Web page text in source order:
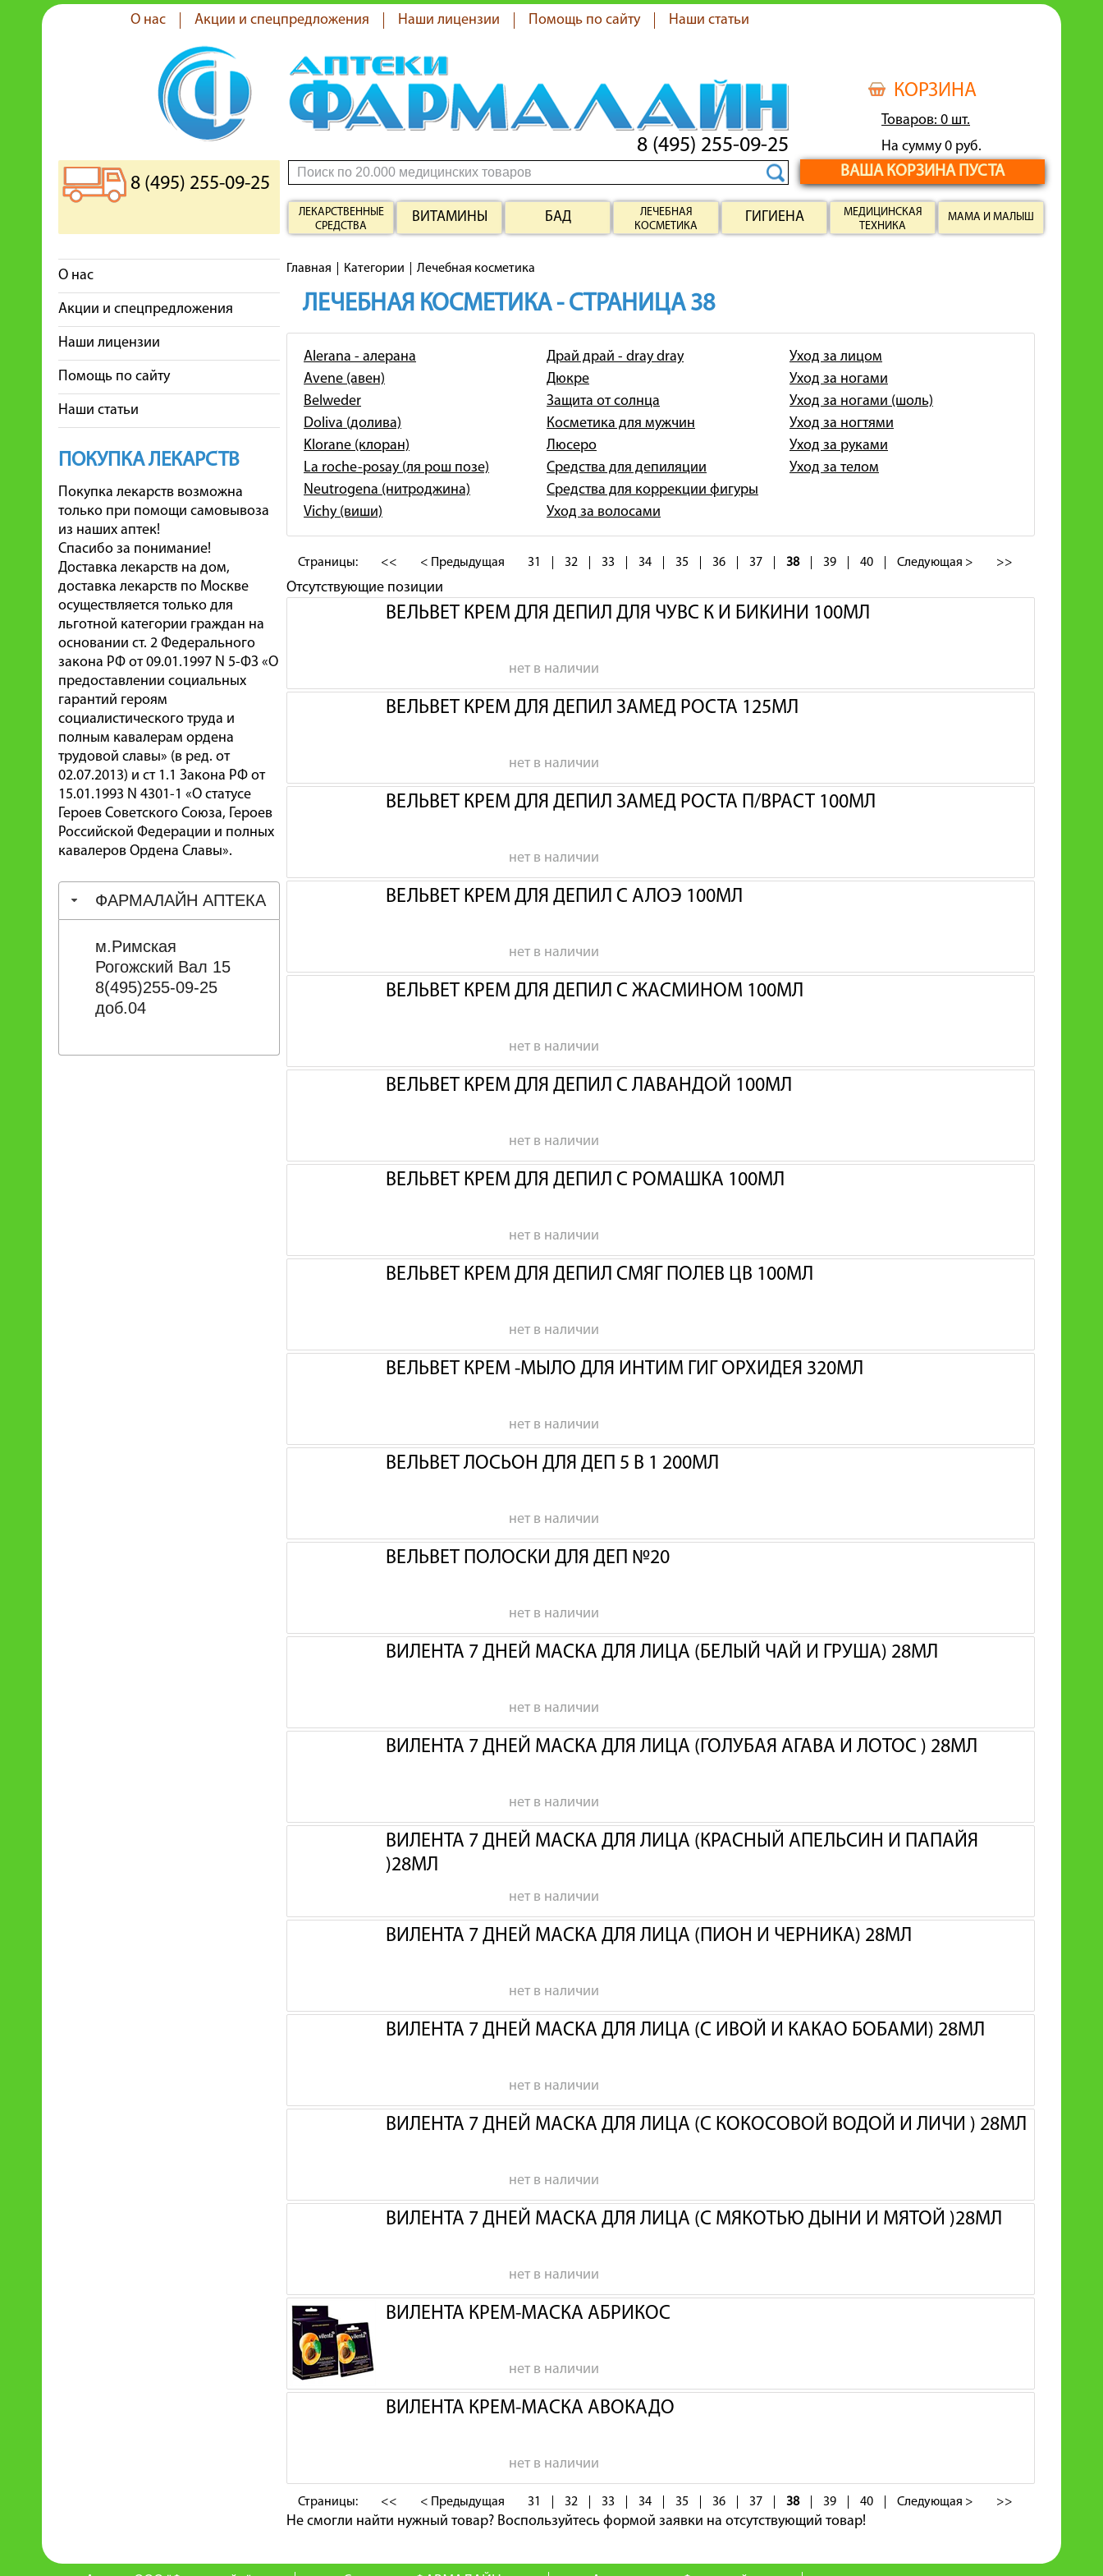
О нас Акции и спецпредложения Наши лицензии Помощь по сайту Наши статьи
КОРЗИНА
Товаров: 0 шт.
На сумму 0 руб.
ВАША КОРЗИНА ПУСТА
8 (495) 255-09-25
8 (495) 255-09-25
ЛЕКАРСТВЕННЫЕ
СРЕДСТВА
ВИТАМИНЫ БАД
ЛЕЧЕБНАЯ
КОСМЕТИКА
ГИГИЕНА
МЕДИЦИНСКАЯ
ТЕХНИКА
МАМА И МАЛЫШ
О нас
Акции и спецпредложения
Наши лицензии
Помощь по сайту
Наши статьи
ПОКУПКА ЛЕКАРСТВ
Покупка лекарств возможна
только при помощи самовывоза
из наших аптек!
Спасибо за понимание!
Доставка лекарств на дом,
доставка лекарств по Москве
осуществляется только для
льготной категории граждан на
основании ст. 2 Федерального
закона РФ от 09.01.1997 N 5-ФЗ «О
предоставлении социальных
гарантий героям
социалистического труда и
полным кавалерам ордена
трудовой славы» (в ред. от
02.07.2013) и ст 1.1 Закона РФ от
15.01.1993 N 4301-1 «О статусе
Героев Советского Союза, Героев
Российской Федерации и полных
кавалеров Ордена Славы».
ФАРМАЛАЙН АПТЕКА
м.Римская
Рогожский Вал 15
8(495)255-09-25
доб.04
Главная Категории Лечебная косметика
ЛЕЧЕБНАЯ КОСМЕТИКА - СТРАНИЦА 38
Alerana - алерана
Avene (авен)
Belweder
Doliva (долива)
Klorane (клоран)
La roche-posay (ля рош позе)
Neutrogena (нитроджина)
Vichy (виши)
Драй драй - dray dray
Дюкре
Защита от солнца
Косметика для мужчин
Люсеро
Средства для депиляции
Средства для коррекции фигуры
Уход за волосами
Уход за лицом
Уход за ногами
Уход за ногами (шоль)
Уход за ногтями
Уход за руками
Уход за телом
Страницы: << < Предыдущая 31 32 33 34 35 36 37 38 39 40 Следующая > >>
Отсутствующие позиции
ВЕЛЬВЕТ КРЕМ ДЛЯ ДЕПИЛ ДЛЯ ЧУВС К И БИКИНИ 100МЛ
нет в наличии
ВЕЛЬВЕТ КРЕМ ДЛЯ ДЕПИЛ ЗАМЕД РОСТА 125МЛ
нет в наличии
ВЕЛЬВЕТ КРЕМ ДЛЯ ДЕПИЛ ЗАМЕД РОСТА П/ВРАСТ 100МЛ
нет в наличии
ВЕЛЬВЕТ КРЕМ ДЛЯ ДЕПИЛ С АЛОЭ 100МЛ
нет в наличии
ВЕЛЬВЕТ КРЕМ ДЛЯ ДЕПИЛ С ЖАСМИНОМ 100МЛ
нет в наличии
ВЕЛЬВЕТ КРЕМ ДЛЯ ДЕПИЛ С ЛАВАНДОЙ 100МЛ
нет в наличии
ВЕЛЬВЕТ КРЕМ ДЛЯ ДЕПИЛ С РОМАШКА 100МЛ
нет в наличии
ВЕЛЬВЕТ КРЕМ ДЛЯ ДЕПИЛ СМЯГ ПОЛЕВ ЦВ 100МЛ
нет в наличии
ВЕЛЬВЕТ КРЕМ -МЫЛО ДЛЯ ИНТИМ ГИГ ОРХИДЕЯ 320МЛ
нет в наличии
ВЕЛЬВЕТ ЛОСЬОН ДЛЯ ДЕП 5 В 1 200МЛ
нет в наличии
ВЕЛЬВЕТ ПОЛОСКИ ДЛЯ ДЕП №20
нет в наличии
ВИЛЕНТА 7 ДНЕЙ МАСКА ДЛЯ ЛИЦА (БЕЛЫЙ ЧАЙ И ГРУША) 28МЛ
нет в наличии
ВИЛЕНТА 7 ДНЕЙ МАСКА ДЛЯ ЛИЦА (ГОЛУБАЯ АГАВА И ЛОТОС ) 28МЛ
нет в наличии
ВИЛЕНТА 7 ДНЕЙ МАСКА ДЛЯ ЛИЦА (КРАСНЫЙ АПЕЛЬСИН И ПАПАЙЯ
)28МЛ
нет в наличии
ВИЛЕНТА 7 ДНЕЙ МАСКА ДЛЯ ЛИЦА (ПИОН И ЧЕРНИКА) 28МЛ
нет в наличии
ВИЛЕНТА 7 ДНЕЙ МАСКА ДЛЯ ЛИЦА (С ИВОЙ И КАКАО БОБАМИ) 28МЛ
нет в наличии
ВИЛЕНТА 7 ДНЕЙ МАСКА ДЛЯ ЛИЦА (С КОКОСОВОЙ ВОДОЙ И ЛИЧИ ) 28МЛ
нет в наличии
ВИЛЕНТА 7 ДНЕЙ МАСКА ДЛЯ ЛИЦА (С МЯКОТЬЮ ДЫНИ И МЯТОЙ )28МЛ
нет в наличии
ВИЛЕНТА КРЕМ-МАСКА АБРИКОС
нет в наличии
ВИЛЕНТА КРЕМ-МАСКА АВОКАДО
нет в наличии
Страницы: << < Предыдущая 31 32 33 34 35 36 37 38 39 40 Следующая > >>
Не смогли найти нужный товар? Воспользуйтесь формой заявки на отсутствующий товар!